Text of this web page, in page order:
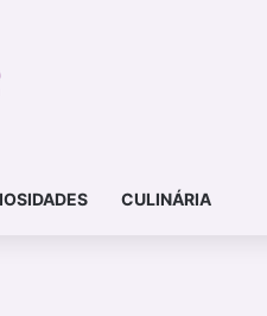
CULINÁRIA